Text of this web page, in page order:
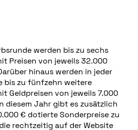
werden bis zu sechs
Preisen von jeweils 32.000
hinaus werden in jeder
bis zu fünfzehn weitere
Geldpreisen von jeweils 7.000
diesem Jahr gibt es zusätzlich
€ dotierte Sonderpreise zu
rechtzeitig auf der Website